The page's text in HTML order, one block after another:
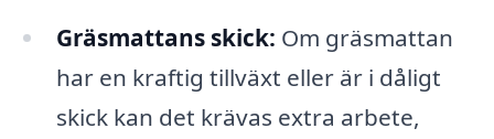
Gräsmattans skick: Om gräsmattan
har en kraftig tillväxt eller är i dåligt
skick kan det krävas extra arbete,